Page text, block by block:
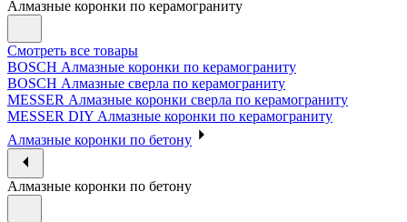
Алмазные коронки по керамограниту
Смотреть все товары
BOSCH Алмазные коронки по керамограниту
BOSCH Алмазные сверла по керамограниту
MESSER Алмазные коронки сверла по керамограниту
MESSER DIY Алмазные коронки по керамограниту
Алмазные коронки по бетону
Алмазные коронки по бетону